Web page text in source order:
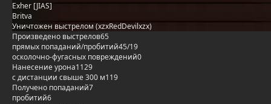
Exher [JIAS]
Britva
Уничтожен выстрелом (xzxRedDevilxzx)
Произведено выстрелов65
прямых попаданий/пробитий45/19
осколочно-фугасных повреждений0
Нанесение урона1129
с дистанции свыше 300 м119
Получено попаданий7
пробитий6